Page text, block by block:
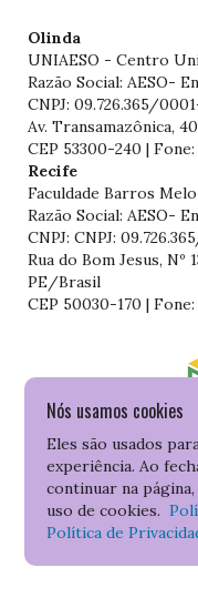
Nós usamos cookies
Eles são usados
experiência. Ao
continuar na
uso de cookies.
Política de
Olinda
UNIAESO - Centro
Razão Social: AESO-
CNPJ: 09.726.365/
Av. Transamazônica,
CEP 53300-240 | Fone:
Recife
Faculdade Barros
Razão Social: AESO-
CNPJ: CNPJ:
Rua do Bom Jesus, Nº
PE/Brasil
CEP 50030-170 | Fone:
Consulte o